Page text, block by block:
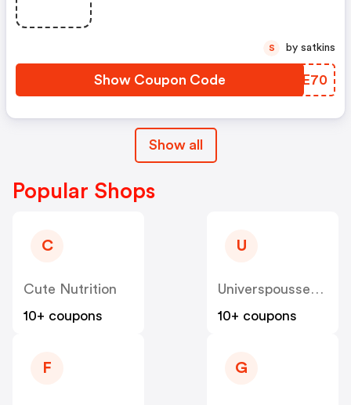
Show Coupon Code EJNE70
S by satkins
Show all
Popular Shops
C
Cute Nutrition
10+ coupons
U
Universpoussette
10+ coupons
F G